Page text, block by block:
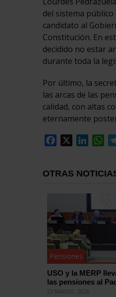
del sistema
candidato al
Constitución. En
decidido no estar
durante toda la
Por último, la
las arcas de las
calidad, con altas
eternamente
Facebook
OTRAS
Pensiones
USO y la MERP
las pensiones al
23 MARZO, 2026